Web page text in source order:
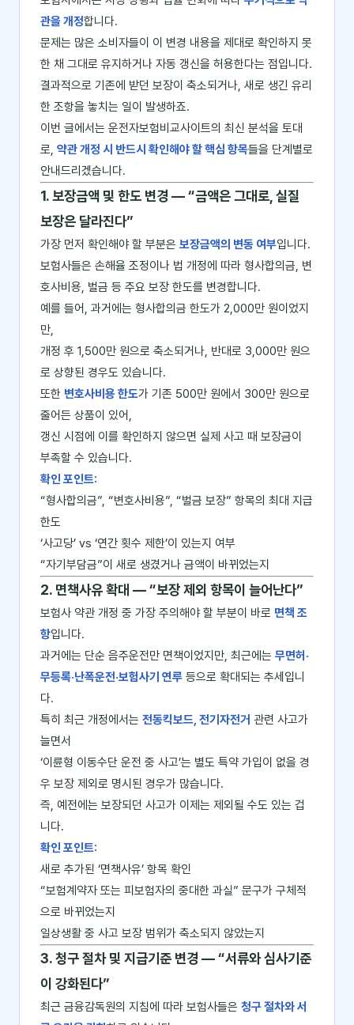
관을 개정합니다.
문제는 많은 소비자들이 이 변경 내용을 제대로 확인하지 못
한 채 그대로 유지하거나 자동 갱신을 허용한다는 점입니다.
결과적으로 기존에 받던 보장이 축소되거나, 새로 생긴 유리
한 조항을 놓치는 일이 발생하죠.
이번 글에서는 운전자보험비교사이트의 최신 분석을 토대
로, 약관 개정 시 반드시 확인해야 할 핵심 항목들을 단계별로
안내드리겠습니다.
1. 보장금액 및 한도 변경 ― “금액은 그대로, 실질
보장은 달라진다”
가장 먼저 확인해야 할 부분은 보장금액의 변동 여부입니다.
보험사들은 손해율 조정이나 법 개정에 따라 형사합의금, 변
호사비용, 벌금 등 주요 보장 한도를 변경합니다.
예를 들어, 과거에는 형사합의금 한도가 2,000만 원이었지
만,
개정 후 1,500만 원으로 축소되거나, 반대로 3,000만 원으
로 상향된 경우도 있습니다.
또한 변호사비용 한도가 기존 500만 원에서 300만 원으로
줄어든 상품이 있어,
갱신 시점에 이를 확인하지 않으면 실제 사고 때 보장금이
부족할 수 있습니다.
확인 포인트:
“형사합의금”, “변호사비용”, “벌금 보장” 항목의 최대 지급
한도
‘사고당’ vs ‘연간 횟수 제한’이 있는지 여부
“자기부담금”이 새로 생겼거나 금액이 바뀌었는지
2. 면책사유 확대 ― “보장 제외 항목이 늘어난다”
보험사 약관 개정 중 가장 주의해야 할 부분이 바로 면책 조
항입니다.
과거에는 단순 음주운전만 면책이었지만, 최근에는 무면허·
무등록·난폭운전·보험사기 연루 등으로 확대되는 추세입니
다.
특히 최근 개정에서는 전동킥보드, 전기자전거 관련 사고가
늘면서
‘이륜형 이동수단 운전 중 사고’는 별도 특약 가입이 없을 경
우 보장 제외로 명시된 경우가 많습니다.
즉, 예전에는 보장되던 사고가 이제는 제외될 수도 있는 겁
니다.
확인 포인트:
새로 추가된 ‘면책사유’ 항목 확인
“보험계약자 또는 피보험자의 중대한 과실” 문구가 구체적
으로 바뀌었는지
일상생활 중 사고 보장 범위가 축소되지 않았는지
3. 청구 절차 및 지급기준 변경 ― “서류와 심사기준
이 강화된다”
최근 금융감독원의 지침에 따라 보험사들은 청구 절차와 서